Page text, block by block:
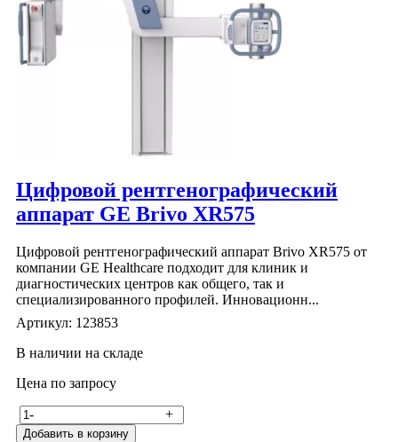
Цифровой рентгенографический
аппарат GE Brivo XR575
Цифровой рентгенографический аппарат Brivo XR575 от
компании GE Healthcare подходит для клиник и
диагностических центров как общего, так и
специализированного профилей. Инновационн...
Артикул: 123853
В наличии на складе
Цена по запросу
- +
Добавить в корзину